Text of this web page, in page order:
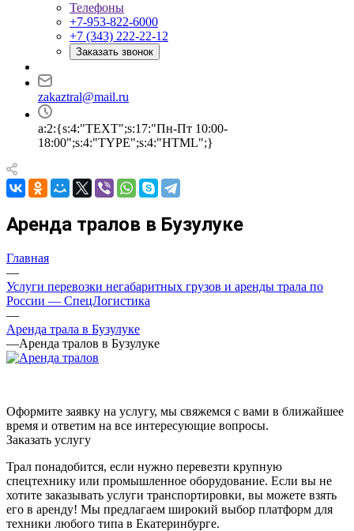
Телефоны
+7-953-822-6000
+7 (343) 222-22-12
Заказать звонок
zakaztral@mail.ru
a:2:{s:4:"TEXT";s:17:"Пн-Пт 10:00-
18:00";s:4:"TYPE";s:4:"HTML";}
Аренда тралов в Бузулуке
Главная
—
Услуги перевозки негабаритных грузов и аренды трала по
России — СпецЛогистика
—
Аренда трала в Бузулуке
—Аренда тралов в Бузулуке
Оформите заявку на услугу, мы свяжемся с вами в ближайшее
время и ответим на все интересующие вопросы.
Заказать услугу
Трал понадобится, если нужно перевезти крупную
спецтехнику или промышленное оборудование. Если вы не
хотите заказывать услуги транспортировки, вы можете взять
его в аренду! Мы предлагаем широкий выбор платформ для
техники любого типа в Екатеринбурге.